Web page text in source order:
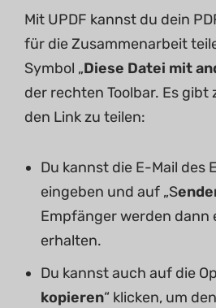
Mit UPDF kannst du dein
für die Zusammenarbeit
Symbol „Diese Datei mit
der rechten Toolbar. Es gibt
den Link zu teilen:
Du kannst die E-Mail des
eingeben und auf „S
Empfänger werden dann
erhalten.
Du kannst auch auf die
kopieren“ klicken, um